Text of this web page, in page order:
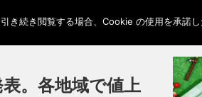
。各地域で値上
き続き閲覧する場合、Cookie の使用を承諾